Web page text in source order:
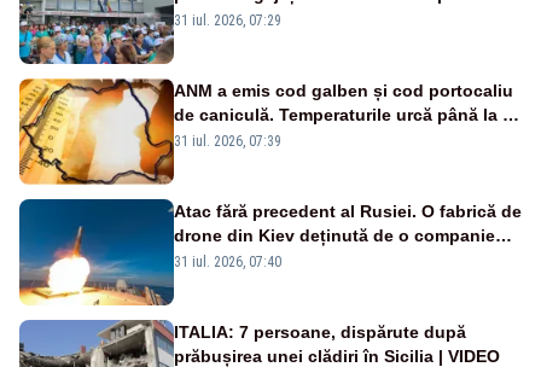
Legii salarizării
31 iul. 2026, 07:29
ANM a emis cod galben și cod portocaliu
de caniculă. Temperaturile urcă până la 38
de grade, iar nopțile devin tropicale
31 iul. 2026, 07:39
Atac fără precedent al Rusiei. O fabrică de
drone din Kiev deținută de o companie
americană, distrusă de o rachetă
31 iul. 2026, 07:40
ITALIA: 7 persoane, dispărute după
prăbușirea unei clădiri în Sicilia | VIDEO